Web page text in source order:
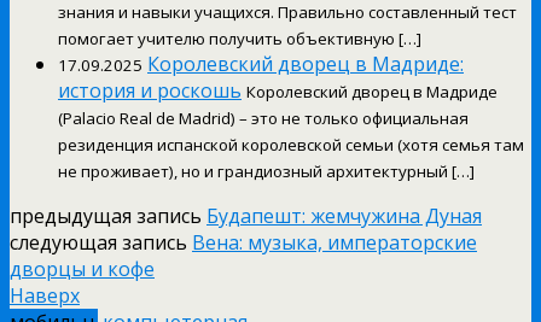
знания и навыки учащихся. Правильно составленный тест
помогает учителю получить объективную […]
17.09.2025 Королевский дворец в Мадриде:
история и роскошь Королевский дворец в Мадриде
(Palacio Real de Madrid) – это не только официальная
резиденция испанской королевской семьи (хотя семья там
не проживает), но и грандиозный архитектурный […]
предыдущая запись Будапешт: жемчужина Дуная
следующая запись Вена: музыка, императорские
дворцы и кофе
Наверх